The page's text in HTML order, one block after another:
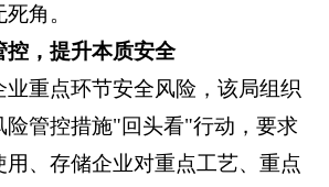
角。
控，提升本质安全
业重点环节安全风险，该局组织
险管控措施"回头看"行动，要求
、存储企业对重点工艺、重点